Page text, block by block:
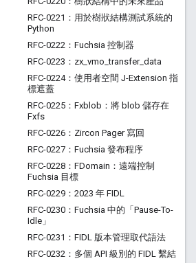
RFC-0221：用於樹狀結構測試系統的
Python
RFC-0222：Fuchsia 控制器
RFC-0223：zx vmo _transfer_ data
RFC-0224：使用者空間 J-Extension 指
標遮蓋
RFC-0225：Fxblob：將 blob 儲存在
Fxfs
RFC-0226：Zircon Pager 寫回
RFC-0227：Fuchsia 發布程序
RFC-0228：FDomain：遠端控制
Fuchsia 目標
RFC-0229：2023 年 FIDL
RFC-0230：Fuchsia 中的「Pause-To-
Idle」
RFC-0231：FIDL 版本管理取代語法
RFC-0232：多個 API 級別的 FIDL 繫結